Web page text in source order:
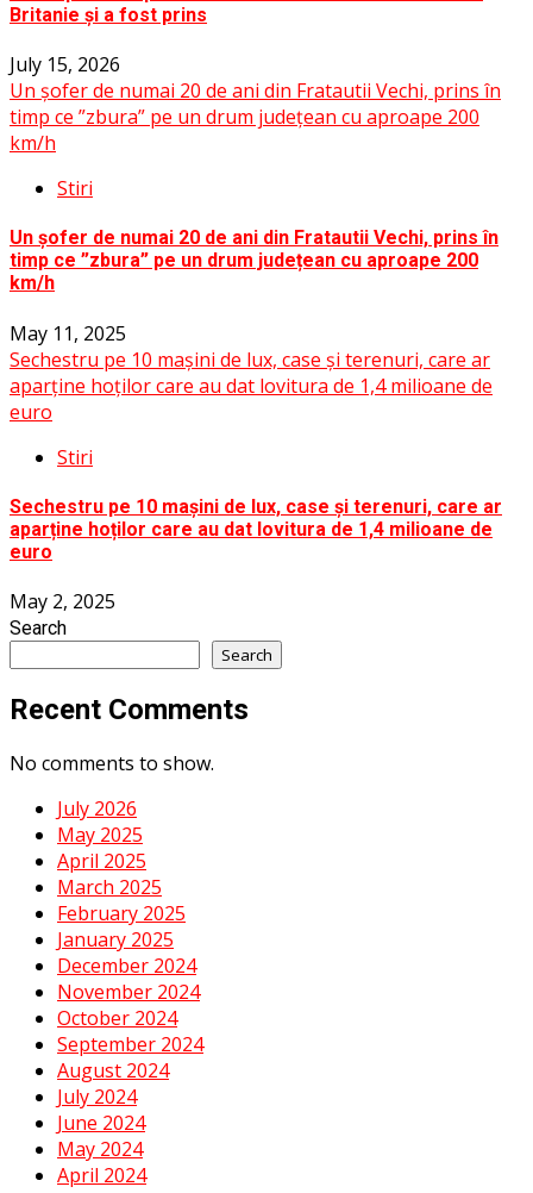
Britanie și a fost prins
July 15, 2026
Un șofer de numai 20 de ani din Fratautii Vechi, prins în
timp ce ”zbura” pe un drum județean cu aproape 200
km/h
Stiri
Un șofer de numai 20 de ani din Fratautii Vechi, prins în
timp ce ”zbura” pe un drum județean cu aproape 200
km/h
May 11, 2025
Sechestru pe 10 mașini de lux, case și terenuri, care ar
aparține hoților care au dat lovitura de 1,4 milioane de
euro
Stiri
Sechestru pe 10 mașini de lux, case și terenuri, care ar
aparține hoților care au dat lovitura de 1,4 milioane de
euro
May 2, 2025
Search
Search
Recent Comments
No comments to show.
July 2026
May 2025
April 2025
March 2025
February 2025
January 2025
December 2024
November 2024
October 2024
September 2024
August 2024
July 2024
June 2024
May 2024
April 2024